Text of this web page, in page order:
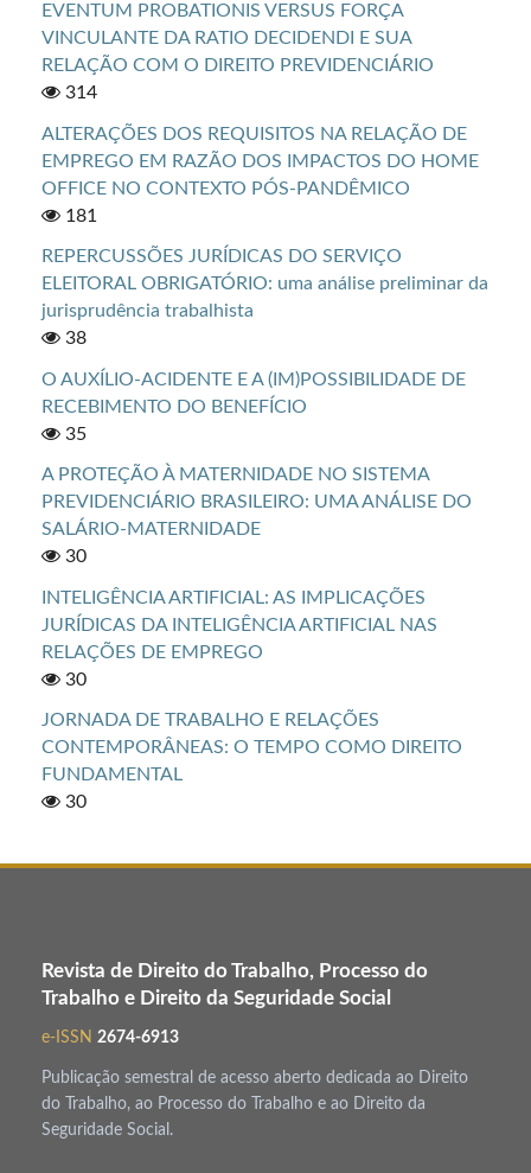
EVENTUM PROBATIONIS VERSUS FORÇA
VINCULANTE DA RATIO DECIDENDI E SUA
RELAÇÃO COM O DIREITO PREVIDENCIÁRIO
314
ALTERAÇÕES DOS REQUISITOS NA RELAÇÃO DE
EMPREGO EM RAZÃO DOS IMPACTOS DO HOME
OFFICE NO CONTEXTO PÓS-PANDÊMICO
181
REPERCUSSÕES JURÍDICAS DO SERVIÇO
ELEITORAL OBRIGATÓRIO: uma análise preliminar da
jurisprudência trabalhista
38
O AUXÍLIO-ACIDENTE E A (IM)POSSIBILIDADE DE
RECEBIMENTO DO BENEFÍCIO
35
A PROTEÇÃO À MATERNIDADE NO SISTEMA
PREVIDENCIÁRIO BRASILEIRO: UMA ANÁLISE DO
SALÁRIO-MATERNIDADE
30
INTELIGÊNCIA ARTIFICIAL: AS IMPLICAÇÕES
JURÍDICAS DA INTELIGÊNCIA ARTIFICIAL NAS
RELAÇÕES DE EMPREGO
30
JORNADA DE TRABALHO E RELAÇÕES
CONTEMPORÂNEAS: O TEMPO COMO DIREITO
FUNDAMENTAL
30
Revista de Direito do Trabalho, Processo do
Trabalho e Direito da Seguridade Social
e-ISSN 2674-6913
Publicação semestral de acesso aberto dedicada ao Direito
do Trabalho, ao Processo do Trabalho e ao Direito da
Seguridade Social.